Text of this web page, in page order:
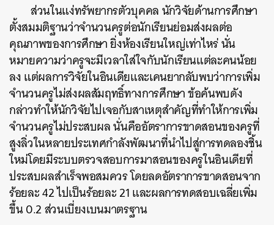
ส่วนในแง่ทรัพยากรตัวบุคคล นักวิจัยด้านการศึกษา
ตั้งสมมติฐานว่าจำนวนครูต่อนักเรียนย่อมส่งผลต่อ
คุณภาพของการศึกษา ยิ่งห้องเรียนใหญ่เท่าไหร่ นั่น
หมายความว่าครูจะมีเวลาใส่ใจกับนักเรียนแต่ละคนน้อย
ลง แต่ผลการวิจัยในอินเดียและเคนยากลับพบว่าการเพิ่ม
จำนวนครูไม่ส่งผลสัมฤทธิ์ทางการศึกษา ข้อค้นพบดัง
กล่าวทำให้นักวิจัยไปเจอกับสาเหตุสำคัญที่ทำให้การเพิ่ม
จำนวนครูไม่ประสบผล นั่นคืออัตราการขาดสอนของครูที่
สูงลิ่วในหลายประเทศกำลังพัฒนาที่นำไปสู่การทดลองชิ้น
ใหม่โดยมีระบบตรวจสอบการมาสอนของครูในอินเดียที่
ประสบผลสำเร็จพอสมควร โดยลดอัตราการขาดสอนจาก
ร้อยละ 42 ไปเป็นร้อยละ 21 และผลการทดสอบเฉลี่ยเพิ่ม
ขึ้น 0.2 ส่วนเบี่ยงเบนมาตรฐาน